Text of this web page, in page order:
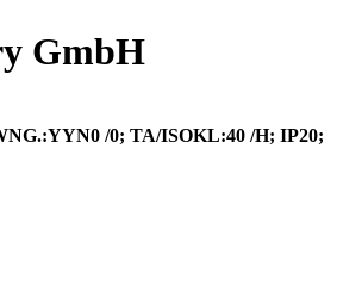
GmbH
/0; TA/ISOKL:40 /H; IP20;